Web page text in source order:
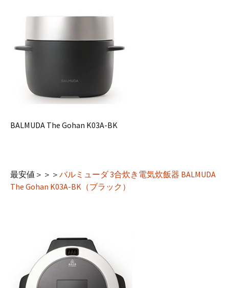
BALMUDA The Gohan K03A-BK
最安値＞＞＞ バルミューダ 3合炊き電気炊飯器 BALMUDA
The Gohan K03A-BK（ブラック）